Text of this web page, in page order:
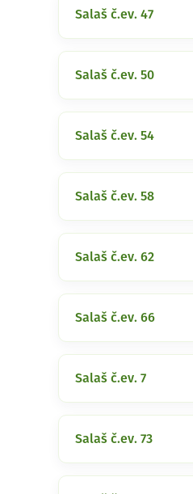
Salaš č.ev. 47
Salaš č.ev. 50
Salaš č.ev. 54
Salaš č.ev. 58
Salaš č.ev. 62
Salaš č.ev. 66
Salaš č.ev. 7
Salaš č.ev. 73